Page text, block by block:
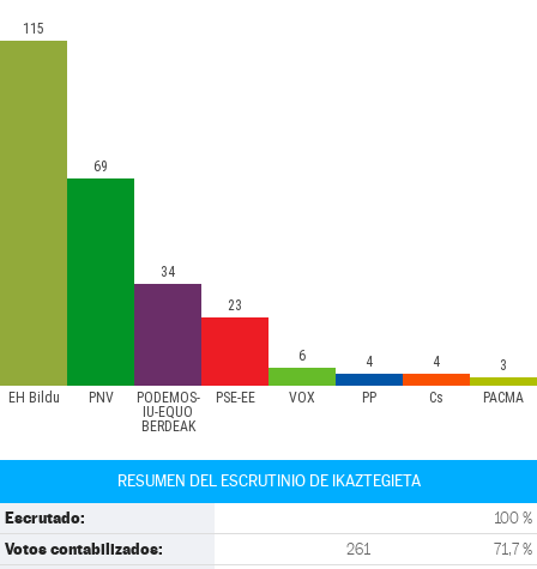
EH Bildu PNV
PODEMOS-
IU-EQUO
BERDEAK
PSE-EE VOX PP Cs PACMA
115
69
34
23
6 4 4 3
RESUMEN DEL ESCRUTINIO DE IKAZTEGIETA
Escrutado: 100 %
Votos contabilizados: 261 71,7 %